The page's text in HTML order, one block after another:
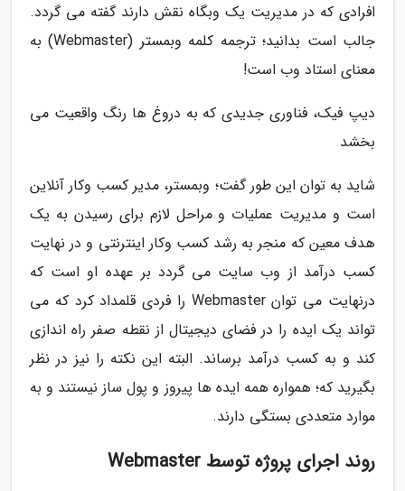
افرادی که در مدیریت یک وبگاه نقش دارند گفته می گردد.
جالب است بدانید؛ ترجمه کلمه وبمستر (Webmaster) به
معنای استاد وب است!
دیپ فیک، فناوری جدیدی که به دروغ ها رنگ واقعیت می
بخشد
شاید به توان این طور گفت؛ وبمستر، مدیر کسب وکار آنلاین
است و مدیریت عملیات و مراحل لازم برای رسیدن به یک
هدف معین که منجر به رشد کسب وکار اینترنتی و در نهایت
کسب درآمد از وب سایت می گردد بر عهده او است که
درنهایت می توان Webmaster را فردی قلمداد کرد که می
تواند یک ایده را در فضای دیجیتال از نقطه صفر راه اندازی
کند و به کسب درآمد برساند. البته این نکته را نیز در نظر
بگیرید که؛ همواره همه ایده ها پیروز و پول ساز نیستند و به
موارد متعددی بستگی دارند.
روند اجرای پروژه توسط Webmaster